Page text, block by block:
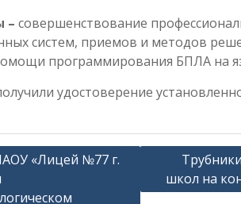
– совершенствование
систем, приемов и методов
программирования БПЛА на
удостоверение
«Лицей №77 г.
школ на